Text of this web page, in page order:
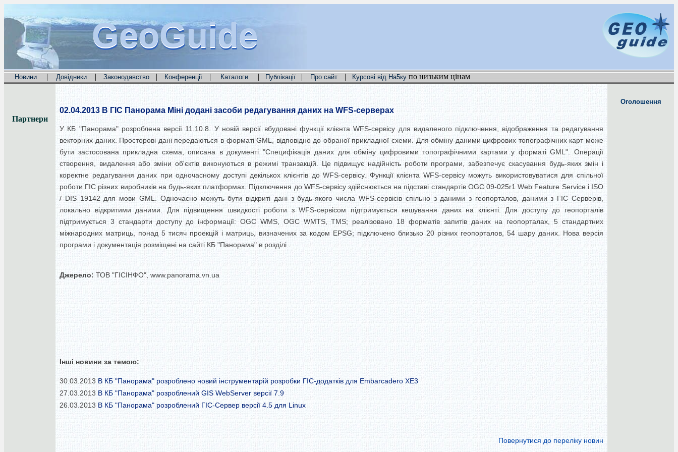
GeoGuide
GeoGuide
GeoGuide
Новини | Довідники | Законодавство | Конференції | Каталоги | Публікації | Про сайт | Курсові від На5ку по низьким цінам
Партнери
02.04.2013 В ГІС Панорама Міні додані засоби редагування даних на WFS-серверах
У КБ "Панорама" розроблена версії 11.10.8.
У новій версії вбудовані функції клієнта WFS-сервісу для видаленого підключення, відображення та редагування
векторних даних. Просторові дані передаються в форматі GML, відповідно до обраної прикладної схеми.
Для обміну даними цифрових топографічних карт може
бути застосована прикладна схема, описана в документі "Специфікація даних для обміну цифровими топографічними картами у форматі GML".
Операції
створення, видалення або зміни об'єктів виконуються в режимі транзакцій.
Це підвищує надійність роботи програми, забезпечує скасування будь-яких змін і
коректне редагування даних при одночасному доступі декількох клієнтів до WFS-сервісу.
Функції клієнта WFS-сервісу можуть використовуватися для спільної
роботи ГІС різних виробників на будь-яких платформах. Підключення до WFS-сервісу здійснюється на підставі стандартів OGC 09-025r1 Web Feature Service і ISO
/ DIS 19142 для мови GML.
Одночасно можуть бути відкриті дані з будь-якого числа WFS-сервісів спільно з даними з геопорталов, даними з ГІС Серверів,
локально відкритими даними.
Для підвищення швидкості роботи з WFS-сервісом підтримується кешування даних на клієнті.
Для доступу до геопорталів
підтримується 3 стандарти доступу до інформації: OGC WMS, OGC WMTS, TMS; реалізовано 18 форматів запитів даних на геопорталах, 5 стандартних
міжнародних матриць, понад 5 тисяч проекцій і матриць, визначених за кодом EPSG; підключено близько 20 різних геопорталов,
54 шару даних.
Нова версія
програми і документація розміщені на сайті КБ "Панорама" в розділі .
Джерело: ТОВ "ГІСІНФО", www.panorama.vn.ua
Інші новини за темою:
30.03.2013 В КБ "Панорама" розроблено новий інструментарій розробки ГІС-додатків для Embarcadero XE3
27.03.2013 В КБ "Панорама" розроблений GIS WebServer версії 7.9
26.03.2013 В КБ "Панорама" розроблений ГІС-Сервер версії 4.5 для Linux
Повернутися до переліку новин
Оголошення